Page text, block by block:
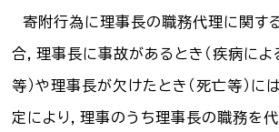
寄附行為に理事長の職務代理に関す
合，理事長に事故があるとき（疾病に
等）や理事長が欠けたとき（死亡等）に
定により，理事のうち理事長の職務を